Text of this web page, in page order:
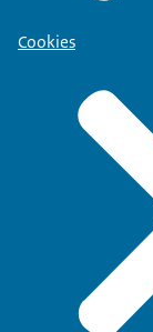
Cookies